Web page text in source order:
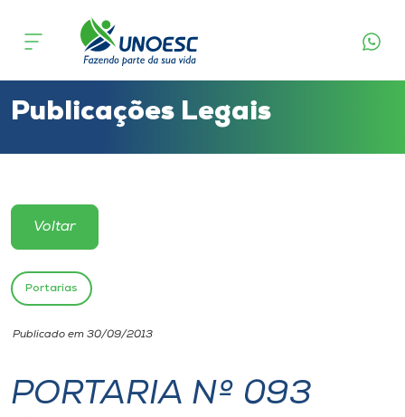
Cursos
Atendimento ao Estudante
Portal de Ensino
Unoesc
Internacionalização
Publicações Legais
Voltar
Portarias
Publicado em 30/09/2013
PORTARIA Nº 093